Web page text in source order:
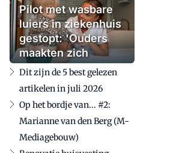
Pilot met wasbare
luiers in ziekenhuis
gestopt: 'Ouders
maakten zich
zorgen'
Dit zijn de 5 best gelezen
artikelen in juli 2026
Op het bordje van... #2:
Marianne van den Berg (M-
Mediagebouw)